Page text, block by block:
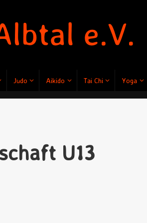
Judo Aikido Tai Chi Yoga
U13